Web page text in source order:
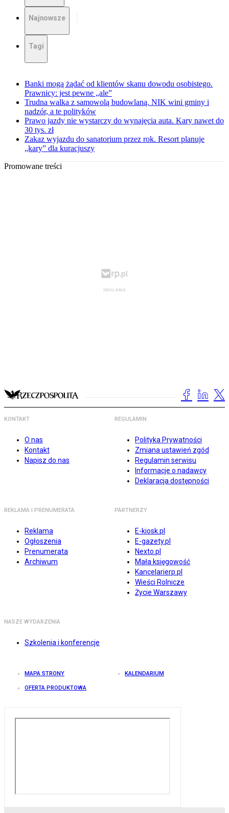
Najnowsze
Tagi
Banki mogą żądać od klientów skanu dowodu osobistego.
Prawnicy: jest pewne „ale”
Trudna walka z samowolą budowlaną. NIK wini gminy i
nadzór, a te polityków
Prawo jazdy nie wystarczy do wynajęcia auta. Kary nawet do
30 tys. zł
Zakaz wyjazdu do sanatorium przez rok. Resort planuje
„kary” dla kuracjuszy
Promowane treści
KONTAKT
O nas
Kontakt
Napisz do nas
REGULAMIN
Polityka Prywatności
Zmiana ustawień zgód
Regulamin serwisu
Informacje o nadawcy
Deklaracja dostępności
REKLAMA I PRENUMERATA
Reklama
Ogłoszenia
Prenumerata
Archiwum
PARTNERZY
E-kiosk.pl
E-gazety.pl
Nexto.pl
Mała księgowość
Kancelarierp.pl
Wieści Rolnicze
Życie Warszawy
NASZE WYDARZENIA
Szkolenia i konferencje
MAPA STRONY KALENDARIUM
OFERTA PRODUKTOWA